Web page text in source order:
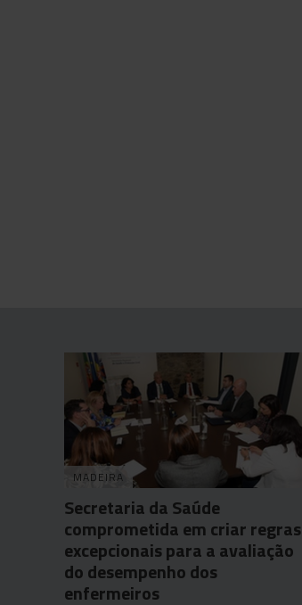
MADEIRA
Secretaria da Saúde
comprometida em criar regras
excepcionais para a avaliação
do desempenho dos
enfermeiros